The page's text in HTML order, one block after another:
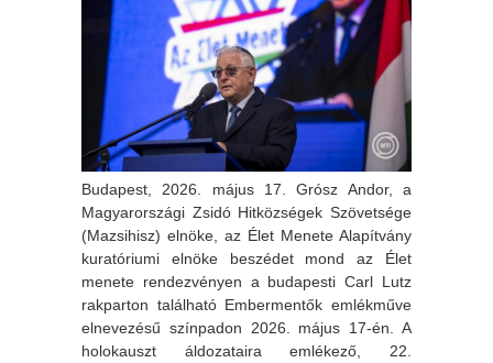
Budapest, 2026. május 17. Grósz Andor, a
Magyarországi Zsidó Hitközségek Szövetsége
(Mazsihisz) elnöke, az Élet Menete Alapítvány
kuratóriumi elnöke beszédet mond az Élet
menete rendezvényen a budapesti Carl Lutz
rakparton található Embermentők emlékműve
elnevezésű színpadon 2026. május 17-én. A
holokauszt áldozataira emlékező, 22.